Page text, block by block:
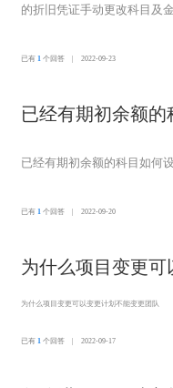
目及金额也不行，
的折旧凭证手动更改科目及
已有1 个回答 | 2022-09-23
已经有期初余额
已经有期初余额的科目如何
已有1 个回答 | 2022-09-20
为什么项目变更可
为什么项目变更可以变更计划不能变更团队
已有1 个回答 | 2022-09-17